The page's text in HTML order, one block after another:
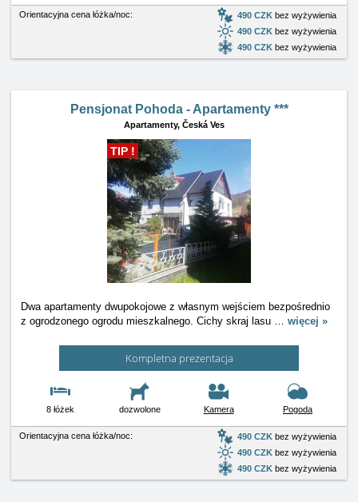
Orientacyjna cena łóżka/noc: 490 CZK bez wyżywienia
490 CZK bez wyżywienia
490 CZK bez wyżywienia
Pensjonat Pohoda - Apartamenty ***
Apartamenty, Česká Ves
TIP !
Dwa apartamenty dwupokojowe z własnym wejściem bezpośrednio
z ogrodzonego ogrodu mieszkalnego. Cichy skraj lasu … więcej »
Kompletna prezentacja
8 łóżek dozwolone Kamera Pogoda
Orientacyjna cena łóżka/noc: 490 CZK bez wyżywienia
490 CZK bez wyżywienia
490 CZK bez wyżywienia